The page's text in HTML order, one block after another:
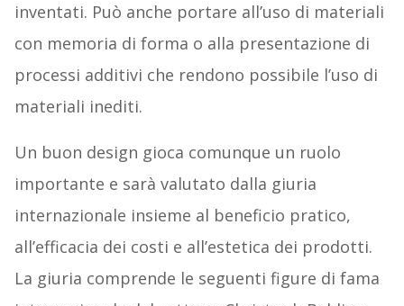
inventati. Può anche portare all’uso di materiali
con memoria di forma o alla presentazione di
processi additivi che rendono possibile l’uso di
materiali inediti.
Un buon design gioca comunque un ruolo
importante e sarà valutato dalla giuria
internazionale insieme al beneficio pratico,
all’efficacia dei costi e all’estetica dei prodotti.
La giuria comprende le seguenti figure di fama